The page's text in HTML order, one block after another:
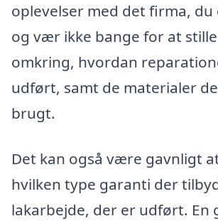
oplevelser med det firma, du
og vær ikke bange for at
omkring, hvordan
udført, samt de materialer
brugt.
Det kan også være gavnligt
hvilken type garanti der
lakarbejde, der er udført. En